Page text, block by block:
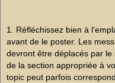
1. Réfléchissez bien à
avant de le poster. Les
devront être déplacés par
de la section appropriée à
topic peut parfois